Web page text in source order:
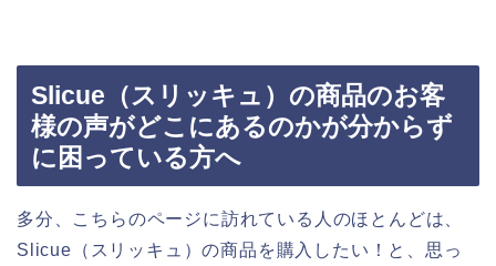
Slicue（スリッキュ）の商品のお客
様の声がどこにあるのかが分からず
に困っている方へ
多分、こちらのページに訪れている人のほとんどは、
Slicue（スリッキュ）の商品を購入したい！と、思っ